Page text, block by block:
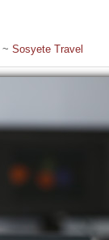
~ Sosyete Travel